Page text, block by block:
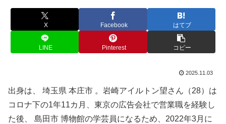
X Facebook はてブ
LINE Pinterest コピー
2025.11.03
出身は、 埼玉県 本庄市 。岩崎アイルトン望さん（28）は
コロナ下の1年11カ月、東京の広告会社で営業職を経験し
た後、 島田市 博物館の学芸員になるため、2022年3月に